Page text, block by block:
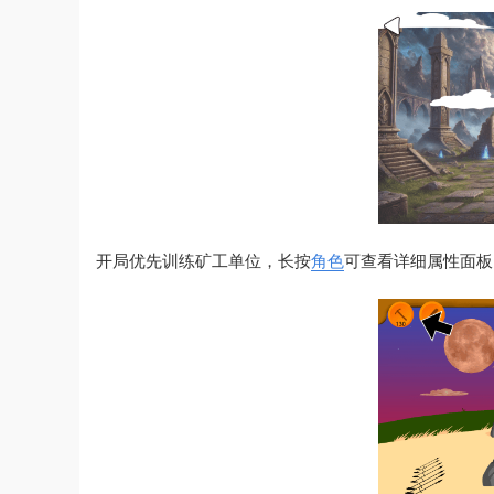
开局优先训练矿工单位，长按角色可查看详细属性面